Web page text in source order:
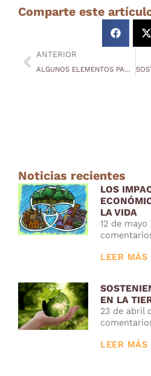
Comparte este
ANTERIOR
ALGUNOS ELEMENTOS PARA AYUDAR A LA LECTURA DE LA FRATELLI TUTTI
Noticias recientes
LOS
LA VIDA
12 de mayo
LEER MÁS
EN LA
23 de abril
LEER MÁS